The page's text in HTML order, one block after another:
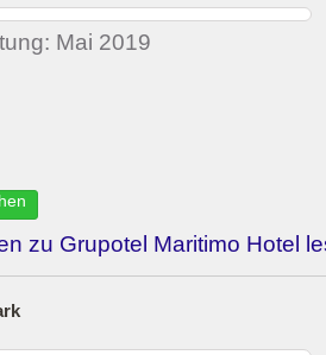
Mai 2019
zu Grupotel Maritimo Hotel